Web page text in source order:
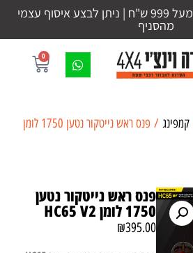
משלוח חינם בהזמנות מעל 999 ש"ח | ניתן לבצע איסוף עצמי
מהסניף
0
קמפינג
/ פנס ראש נייטקור נטען 1750 לומן
פנס ראש נייטקור נטען
1750 לומן HC65 V2
₪395.00